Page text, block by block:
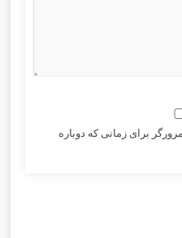
برای زمانی که دوباره